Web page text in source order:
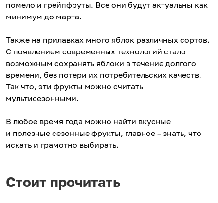
помело и грейпфруты. Все они будут актуальны как
минимум до марта.
Также на прилавках много яблок различных сортов.
С появлением современных технологий стало
возможным сохранять яблоки в течение долгого
времени, без потери их потребительских качеств.
Так что, эти фрукты можно считать
мультисезонными.
В любое время года можно найти вкусные
и полезные сезонные фрукты, главное – знать, что
искать и грамотно выбирать.
Стоит прочитать